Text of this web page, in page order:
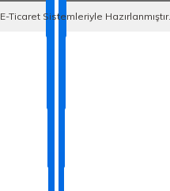
E-TicaretSistemleriyle Hazırlanmıştır.